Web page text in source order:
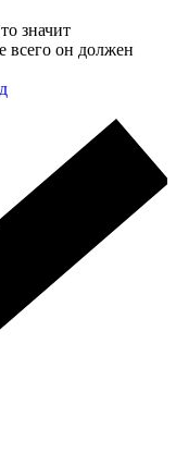
значит
всего он должен